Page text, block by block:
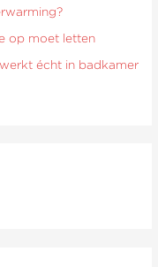
op moet letten
écht in badkamer